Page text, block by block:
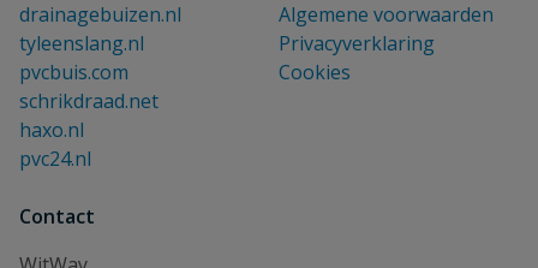
drainagebuizen.nl
tyleenslang.nl
pvcbuis.com
schrikdraad.net
haxo.nl
pvc24.nl
Algemene voorwaarden
Privacyverklaring
Cookies
Contact